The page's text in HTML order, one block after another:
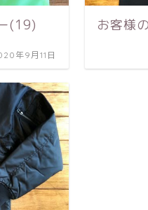
(19)
年9月11日
お客様